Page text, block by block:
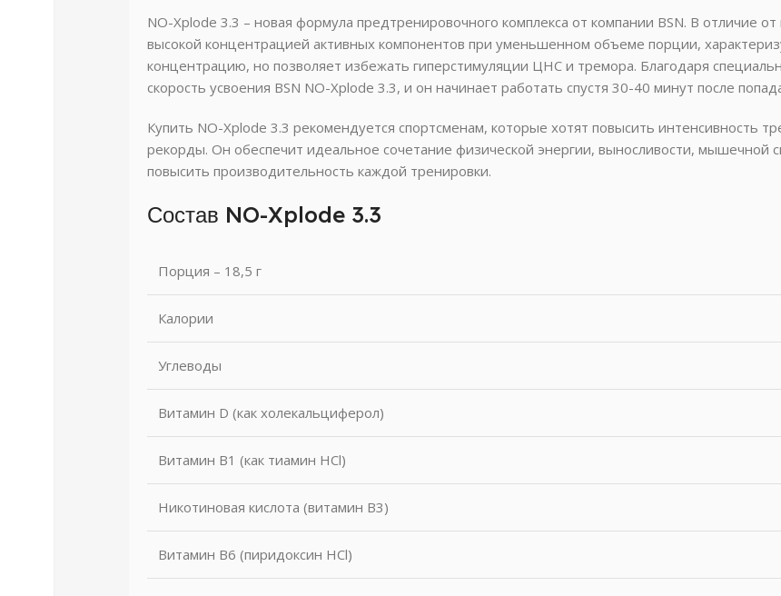
NO-Xplode 3.3 – новая формула предтренировочного комплекса от компании BSN. В отличие
высокой концентрацией активных компонентов при уменьшенном объеме порции,
концентрацию, но позволяет избежать гиперстимуляции ЦНС и тремора. Благодаря
скорость усвоения BSN NO-Xplode 3.3, и он начинает работать спустя 30-40 минут после
Купить NO-Xplode 3.3 рекомендуется спортсменам, которые хотят повысить интенсивность
рекорды. Он обеспечит идеальное сочетание физической энергии, выносливости, мышечной
повысить производительность каждой тренировки.
Состав NO-Xplode 3.3
Порция – 18,5 г
Калории
Углеводы
Витамин D (как холекальциферол)
Витамин B1 (как тиамин HCl)
Никотиновая кислота (витамин В3)
Витамин В6 (пиридоксин HCl)